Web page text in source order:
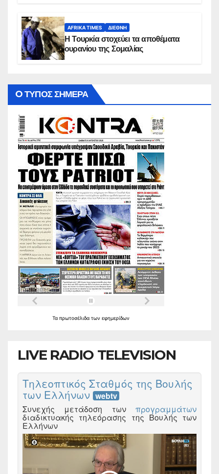
AFRIKA TIMES ΔΙΕΘΝΉ
Η Τουρκία στοχεύει τα αποθέματα
ουρανίου της Σομαλίας
O ΤΥΠΟΣ ΣΗΜΕΡΑ
Τα πρωτοσέλιδα των εφημερίδων
LIVE RADIO TELEVISION